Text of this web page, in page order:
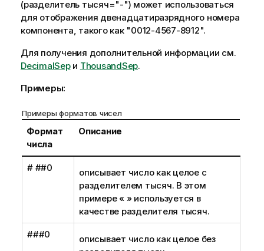
(разделитель тысяч="-") может использоваться
для отображения двенадцатиразрядного номера
компонента, такого как "0012-4567-8912".
Для получения дополнительной информации см.
DecimalSepи ThousandSep.
Примеры:
Примеры форматов чисел
Формат
числа
Описание
# ##0
описывает число как целое с
разделителем тысяч. В этом
примере « » используется в
качестве разделителя тысяч.
###0
описывает число как целое без